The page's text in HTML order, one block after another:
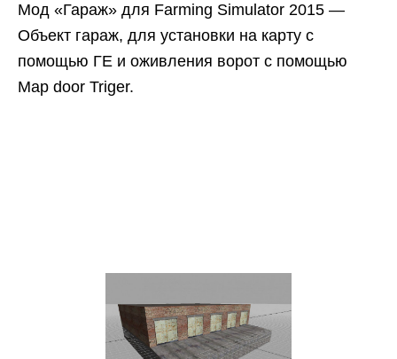
Мод «Гараж» для Farming Simulator 2015 —
Объект гараж, для установки на карту с
помощью ГЕ и оживления ворот с помощью
Map door Triger.